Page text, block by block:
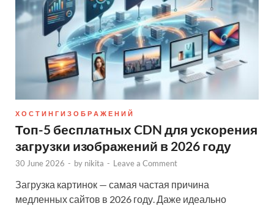
Х О С Т И Н Г И З О Б Р А Ж Е Н И Й
Топ-5 бесплатных CDN для ускорения
загрузки изображений в 2026 году
30 June 2026 - by nikita - Leave a Comment
Загрузка картинок — самая частая причина
медленных сайтов в 2026 году. Даже идеально